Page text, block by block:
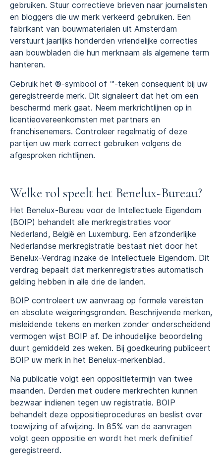
gebruiken. Stuur correctieve brieven naar journalisten
en bloggers die uw merk verkeerd gebruiken. Een
fabrikant van bouwmaterialen uit Amsterdam
verstuurt jaarlijks honderden vriendelijke correcties
aan bouwbladen die hun merknaam als algemene term
hanteren.
Gebruik het ®-symbool of ™-teken consequent bij uw
geregistreerde merk. Dit signaleert dat het om een
beschermd merk gaat. Neem merkrichtlijnen op in
licentieovereenkomsten met partners en
franchisenemers. Controleer regelmatig of deze
partijen uw merk correct gebruiken volgens de
afgesproken richtlijnen.
Welke rol speelt het Benelux-Bureau?
Het Benelux-Bureau voor de Intellectuele Eigendom
(BOIP) behandelt alle merkregistraties voor
Nederland, België en Luxemburg. Een afzonderlijke
Nederlandse merkregistratie bestaat niet door het
Benelux-Verdrag inzake de Intellectuele Eigendom. Dit
verdrag bepaalt dat merkenregistraties automatisch
gelding hebben in alle drie de landen.
BOIP controleert uw aanvraag op formele vereisten
en absolute weigeringsgronden. Beschrijvende merken,
misleidende tekens en merken zonder onderscheidend
vermogen wijst BOIP af. De inhoudelijke beoordeling
duurt gemiddeld zes weken. Bij goedkeuring publiceert
BOIP uw merk in het Benelux-merkenblad.
Na publicatie volgt een oppositietermijn van twee
maanden. Derden met oudere merkrechten kunnen
bezwaar indienen tegen uw registratie. BOIP
behandelt deze oppositieprocedures en beslist over
toewijzing of afwijzing. In 85% van de aanvragen
volgt geen oppositie en wordt het merk definitief
geregistreerd.